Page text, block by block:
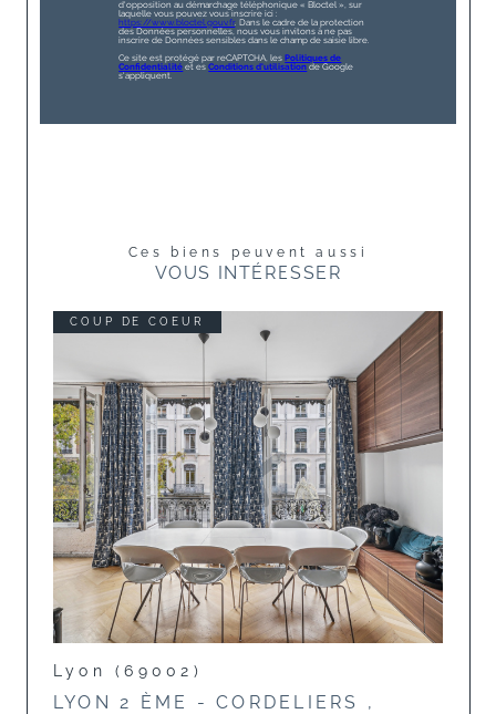
d'opposition au démarchage téléphonique « Bloctel », sur
laquelle vous pouvez vous inscrire ici :
https://www.bloctel.gouv.fr. Dans le cadre de la protection
des Données personnelles, nous vous invitons à ne pas
inscrire de Données sensibles dans le champ de saisie libre.
Ce site est protégé par reCAPTCHA, les Politiques de
Confidentialité et esConditions d'utilisation de Google
s'appliquent.
Ces biens peuvent aussi
VOUS INTÉRESSER
COUP DE COEUR
Lyon (69002)
LYON 2 ÈME - CORDELIERS ,